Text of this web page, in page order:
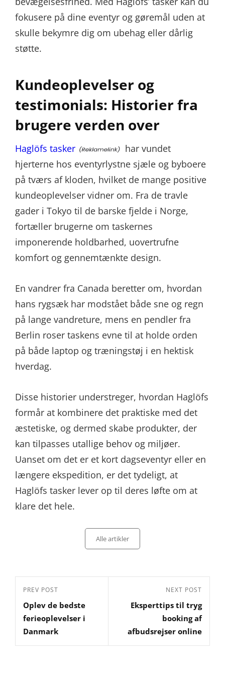
fokusere på dine eventyr og gøremål uden at
skulle bekymre dig om ubehag eller dårlig
støtte.
Kundeoplevelser og
testimonials: Historier fra
brugere verden over
Haglöfs tasker
har vundet
hjerterne hos eventyrlystne sjæle og byboere
på tværs af kloden, hvilket de mange positive
kundeoplevelser vidner om. Fra de travle
gader i Tokyo til de barske fjelde i Norge,
fortæller brugerne om taskernes
imponerende holdbarhed, uovertrufne
komfort og gennemtænkte design.
En vandrer fra Canada beretter om, hvordan
hans rygsæk har modstået både sne og regn
på lange vandreture, mens en pendler fra
Berlin roser taskens evne til at holde orden
på både laptop og træningstøj i en hektisk
hverdag.
Disse historier understreger, hvordan Haglöfs
formår at kombinere det praktiske med det
æstetiske, og dermed skabe produkter, der
kan tilpasses utallige behov og miljøer.
Uanset om det er et kort dagseventyr eller en
længere ekspedition, er det tydeligt, at
Haglöfs tasker lever op til deres løfte om at
klare det hele.
Categories
Alle artikler
Indlægsnavigation
Previous
Post
PREV POST
Oplev de bedste
ferieoplevelser i
Danmark
Post
NEXT POST
Eksperttips til tryg
booking af
afbudsrejser online